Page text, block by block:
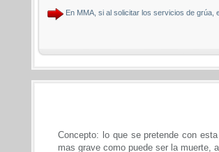
En MMA, si al solicitar los servicios de
Concepto: lo que se pretende con
mas grave como puede ser la muerte,